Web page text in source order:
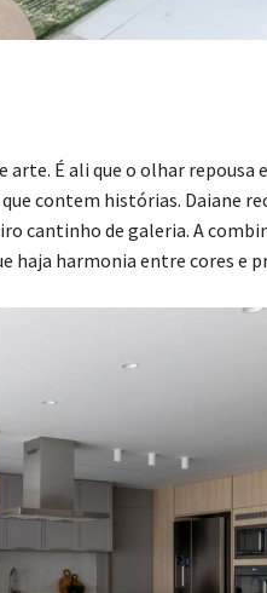
É ali que o olhar repousa
contem histórias. Daiane
cantinho de galeria. A
haja harmonia entre cores e